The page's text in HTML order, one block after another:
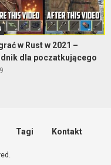
w Rust w 2021 –
dla poczatkującego
Tagi Kontakt